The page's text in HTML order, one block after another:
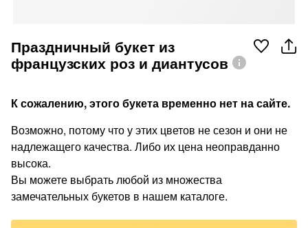
Праздничный букет из
французских роз и диантусов
К сожалению, этого букета временно нет на сайте.
Возможно, потому что у этих цветов не сезон и они не
надлежащего качества. Либо их цена неоправданно
высока.
Вы можете выбрать любой из множества
замечательных букетов в нашем каталоге.